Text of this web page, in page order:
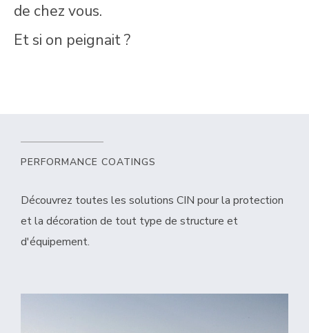
de chez vous.
Et si on peignait ?
PERFORMANCE COATINGS
Découvrez toutes les solutions CIN pour la protection
et la décoration de tout type de structure et
d'équipement.